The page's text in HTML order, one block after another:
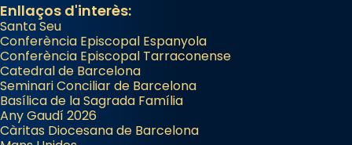
Enllaços d'interès:
Santa Seu
Conferència Episcopal Espanyola
Conferència Episcopal Tarraconense
Catedral de Barcelona
Seminari Conciliar de Barcelona
Basílica de la Sagrada Família
Any Gaudí 2026
Càritas Diocesana de Barcelona